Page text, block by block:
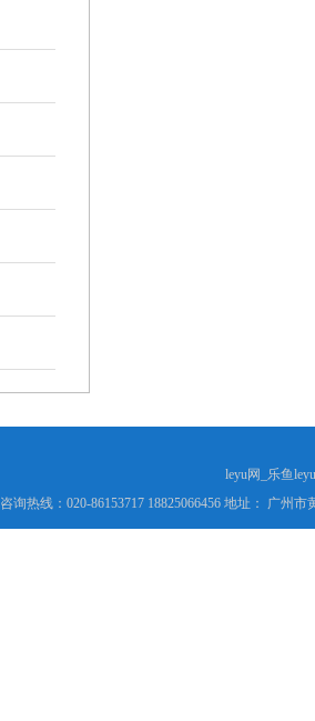
leyu网_乐鱼
咨询热线：020-86153717 18825066456 地址： 广州